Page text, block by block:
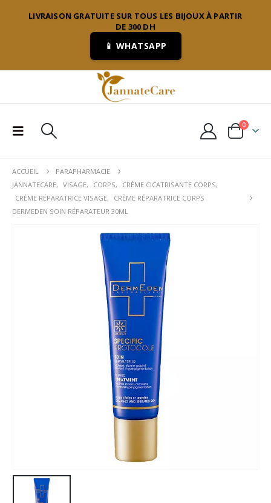
LIVRAISON GRATUITE SUR TOUS LES BIJOUX À PARTIR
DE 300 DH
📱 WHATSAPP
0
ACCUEIL
PARAPHARMACIE
JANNATECARE, VISAGE, CORPS, CRÈME CICATRISANTE CORPS,
CRÈME RÉPARATRICE VISAGE,
CRÈME RÉPARATRICE CORPS
DERMEDEN SOIN RÉPARATEUR 30ML